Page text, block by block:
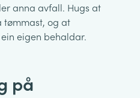
anna avfall. Hugs at
tømmast, og at
eigen behaldar.
på